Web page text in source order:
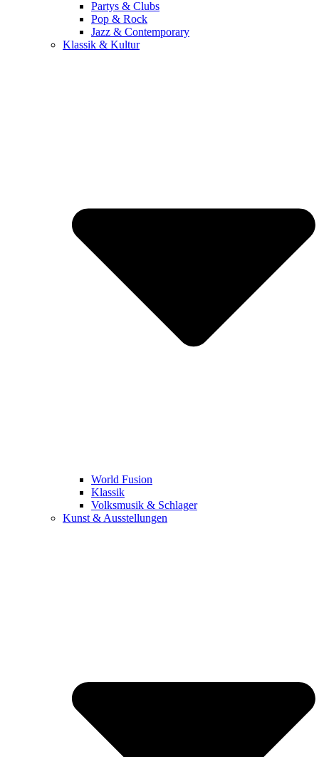
Partys & Clubs
Pop & Rock
Jazz & Contemporary
Klassik & Kultur
World Fusion
Klassik
Volksmusik & Schlager
Kunst & Ausstellungen